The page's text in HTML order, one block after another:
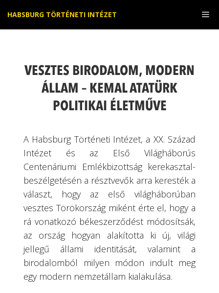
tartalomba
HABSBURG TÖRTÉNETI INTÉZET
VESZTES BIRODALOM, MODERN
ÁLLAM – KEMAL ATATÜRK
POLITIKAI ÉLETMŰVE
A Habsburg Történeti Intézet, a XX. Század
Intézet és az Első Világháborús
Centenáriumi Emlékbizottság kerekasztal-
beszélgetésén a résztvevők arra keresték a
választ, hogy az első világháborúban
vesztes Törökország miként érte el, hogy a
rá vonatkozó békeszerződést módosítsák,
az ország hogyan alakította ki új, világi
jellegű állami identitását, valamint a
birodalomból milyen módon indult meg
egy modern nemzetállam kialakulása.